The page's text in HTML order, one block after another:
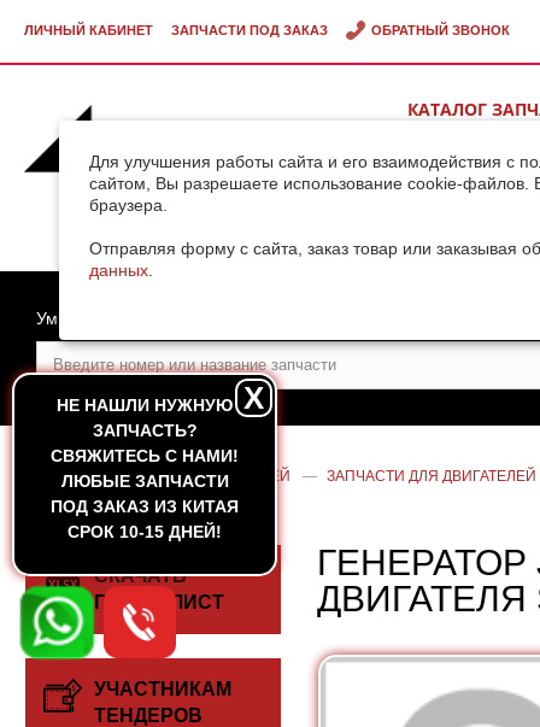
Для улучшения работы сайта и его взаимодействия с
сайтом, Вы разрешаете использование cookie-файлов.
браузера.
Отправляя форму с сайта, заказ товар или заказывая
данных
ЛИЧНЫЙ КАБИНЕТ ЗАПЧАСТИ ПОД ЗАКАЗ ОБРАТНЫЙ ЗВОНОК
КАТАЛОГ
НЕ НАШЛИ НУЖНУЮ
ЗАПЧАСТЬ?
CВЯЖИТЕСЬ С НАМИ!
ЛЮБЫЕ ЗАПЧАСТИ
ПОД ЗАКАЗ ИЗ КИТАЯ
СРОК 10-15 ДНЕЙ!
X
Умный поиск
ГЛАВНАЯ — КАТАЛОГ ЗАПЧАСТЕЙ — ЗАПЧАСТИ ДЛЯ ДВИГАТЕЛЕЙ
ДВИГАТЕЛЯ SHANGHAI C6121 (А)
СКАЧАТЬ
ПРАЙС-ЛИСТ
УЧАСТНИКАМ
ТЕНДЕРОВ
ГЕНЕРАТОР
ДВИГАТЕЛЯ